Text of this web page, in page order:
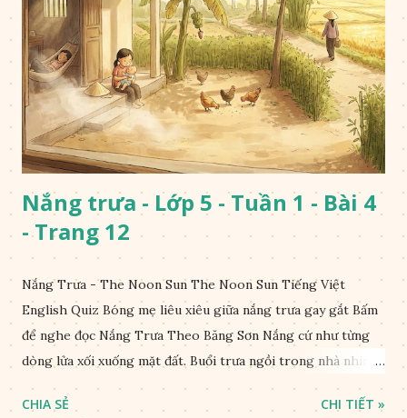
Nắng trưa - Lớp 5 - Tuần 1 - Bài 4
- Trang 12
Nắng Trưa - The Noon Sun The Noon Sun Tiếng Việt
English Quiz Bóng mẹ liêu xiêu giữa nắng trưa gay gắt Bấm
để nghe đọc Nắng Trưa Theo Băng Sơn Nắng cứ như từng
dòng lửa xối xuống mặt đất. Buổi trưa ngồi trong nhà nhìn
ra sân, thấy rất rõ n...
CHIA SẺ
CHI TIẾT »